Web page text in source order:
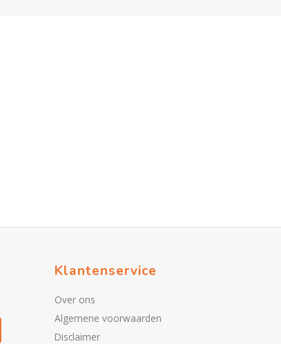
Klantenservice
Over ons
Algemene voorwaarden
Disclaimer